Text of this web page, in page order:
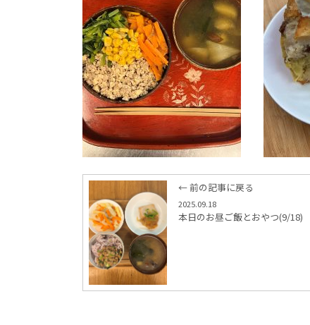
← 前の記事に戻る
2025.09.18
本日のお昼ご飯とおやつ(9/18)